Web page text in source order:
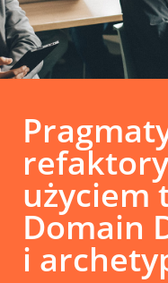
użyciem
Domain
i